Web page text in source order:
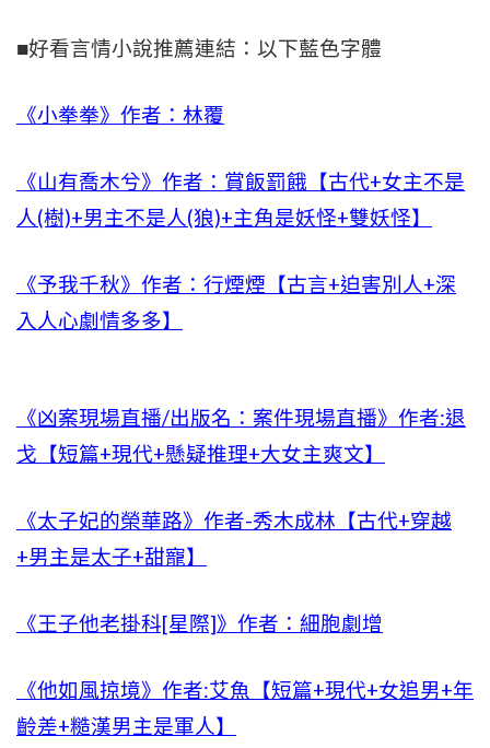
■好看言情小說推薦連結：以下藍色字體
《小拳拳》作者：林覆
《山有喬木兮》作者：賞飯罰餓【古代+女主不是
人(樹)+男主不是人(狼)+主角是妖怪+雙妖怪】
《予我千秋》作者：行煙煙【古言+迫害別人+深
入人心劇情多多】
《凶案現場直播/出版名：案件現場直播》作者:退
戈【短篇+現代+懸疑推理+大女主爽文】
《太子妃的榮華路》作者-秀木成林【古代+穿越
+男主是太子+甜寵】
《王子他老掛科[星際]》作者：細胞劇增
《他如風掠境》作者:艾魚【短篇+現代+女追男+年
齡差+糙漢男主是軍人】